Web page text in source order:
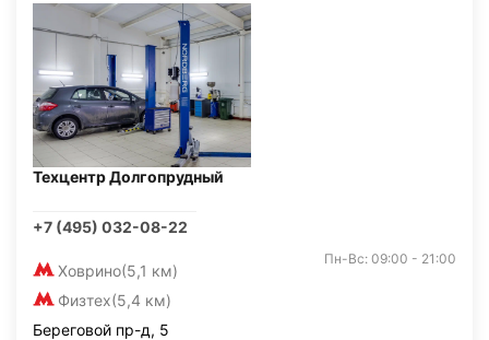
Техцентр Долгопрудный
+7 (495) 032-08-22
Ховрино(5,1 км)
Физтех(5,4 км)
Пн-Вс: 09:00 - 21:00
Береговой пр-д, 5